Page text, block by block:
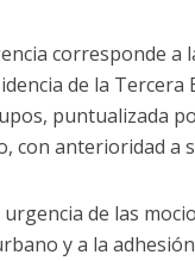
corresponde a
de la
puntualizada
con anterioridad
de las
y a la